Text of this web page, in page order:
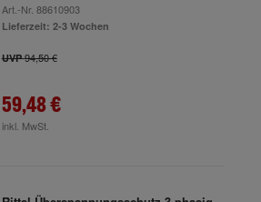
Art.-Nr. 88610903
Lieferzeit: 2-3 Wochen
UVP94,50 €
59,48 €
inkl. MwSt.